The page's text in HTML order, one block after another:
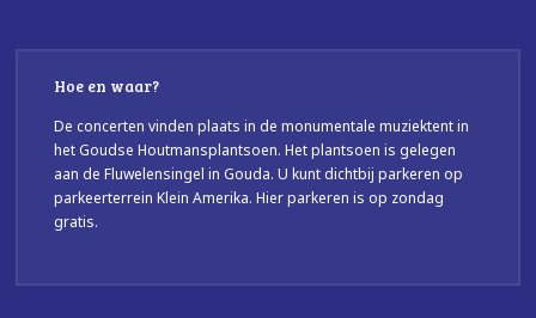
Hoe en waar?
De concerten vinden plaats in de monumentale muziektent in
het Goudse Houtmansplantsoen. Het plantsoen is gelegen
aan de Fluwelensingel in Gouda. U kunt dichtbij parkeren op
parkeerterrein Klein Amerika. Hier parkeren is op zondag
gratis.